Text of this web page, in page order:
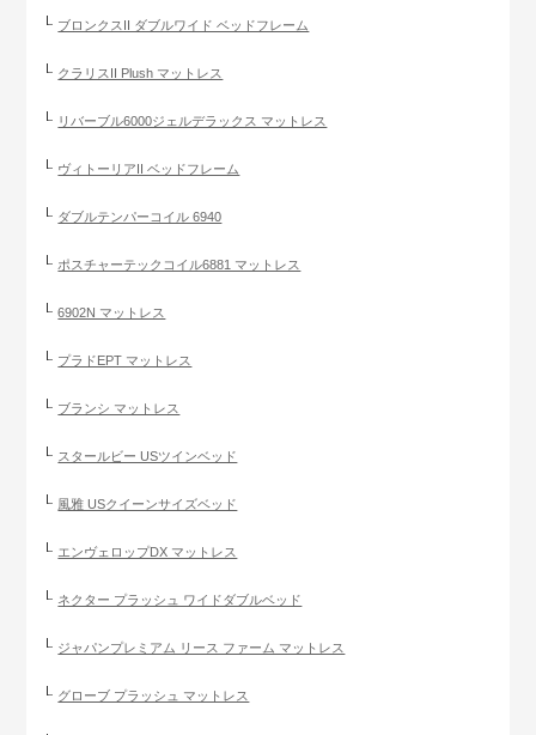
ブロンクスII ダブルワイド ベッドフレーム
クラリスII Plush マットレス
リバーブル6000ジェルデラックス マットレス
ヴィトーリアII ベッドフレーム
ダブルテンパーコイル 6940
ポスチャーテックコイル6881 マットレス
6902N マットレス
プラドEPT マットレス
ブランシ マットレス
スタールビー USツインベッド
風雅 USクイーンサイズベッド
エンヴェロップDX マットレス
ネクター プラッシュ ワイドダブルベッド
ジャパンプレミアム リース ファーム マットレス
グローブ プラッシュ マットレス